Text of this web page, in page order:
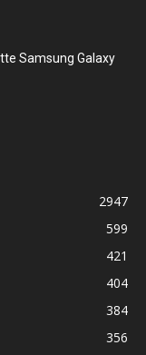
Samsung Galaxy
2947
599
421
404
384
356